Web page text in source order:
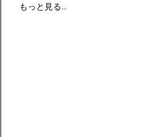
もっと見る…